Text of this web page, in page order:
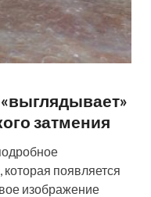
затмения
появляется
изображение